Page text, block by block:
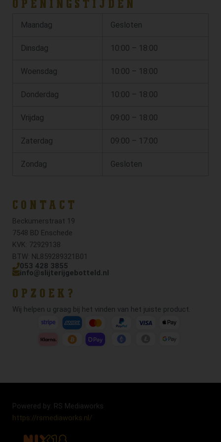
OPENINGSTIJDEN
Maandag Gesloten
Dinsdag 10:00 – 18:00
Woensdag 10:00 – 18:00
Donderdag 10:00 – 18:00
Vrijdag 09:00 – 18:00
Zaterdag 09:00 – 17:00
Zondag Gesloten
CONTACT
Beckumerstraat 19
7548 BD Enschede
KVK: 72929138
BTW: NL859289321B01
053 428 3855
info@slijterijgebotteld.nl
OPZOEK?
Wij helpen u graag bij het vinden van het juiste product.
Powered by: RS Mediaworks
https://rsmediaworks.nl/